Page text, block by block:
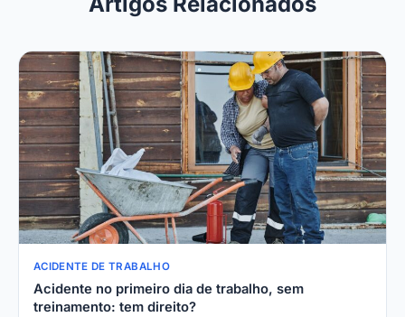
ACIDENTE DE TRABALHO
Acidente no primeiro dia de trabalho, sem
treinamento: tem direito?